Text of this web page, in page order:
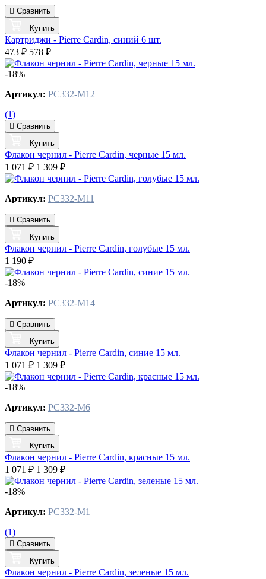
Сравнить
Купить
Картриджи - Pierre Cardin, синий 6 шт.
473 ₽ 578 ₽
-18%
Артикул: PC332-M12
(1)
Сравнить
Купить
Флакон чернил - Pierre Cardin, черные 15 мл.
1 071 ₽ 1 309 ₽
Артикул: PC332-M11
Сравнить
Купить
Флакон чернил - Pierre Cardin, голубые 15 мл.
1 190 ₽
-18%
Артикул: PC332-M14
Сравнить
Купить
Флакон чернил - Pierre Cardin, синие 15 мл.
1 071 ₽ 1 309 ₽
-18%
Артикул: PC332-M6
Сравнить
Купить
Флакон чернил - Pierre Cardin, красные 15 мл.
1 071 ₽ 1 309 ₽
-18%
Артикул: PC332-M1
(1)
Сравнить
Купить
Флакон чернил - Pierre Cardin, зеленые 15 мл.